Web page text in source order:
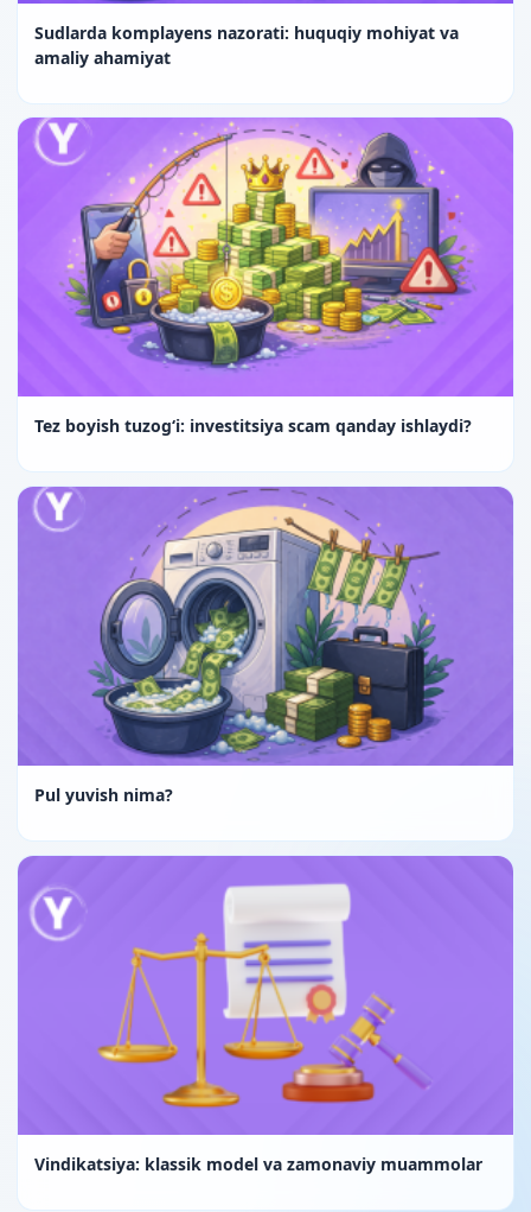
Sudlarda komplayens nazorati: huquqiy mohiyat va
amaliy ahamiyat
Tez boyish tuzog‘i: investitsiya scam qanday ishlaydi?
Pul yuvish nima?
Vindikatsiya: klassik model va zamonaviy muammolar